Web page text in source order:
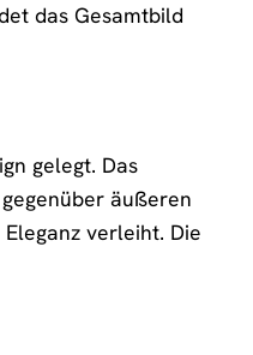
das Gesamtbild
gelegt. Das
äußeren
verleiht. Die